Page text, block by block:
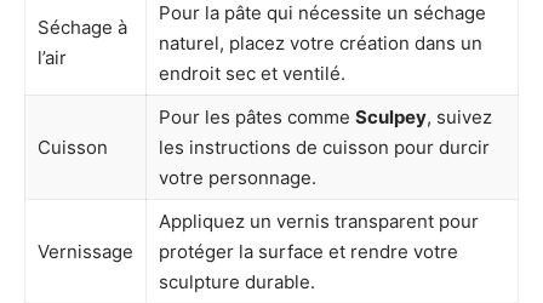
Séchage à
l’air
Pour la pâte qui nécessite un séchage
naturel, placez votre création dans un
endroit sec et ventilé.
Cuisson
Pour les pâtes comme Sculpey, suivez
les instructions de cuisson pour durcir
votre personnage.
Vernissage
Appliquez un vernis transparent pour
protéger la surface et rendre votre
sculpture durable.